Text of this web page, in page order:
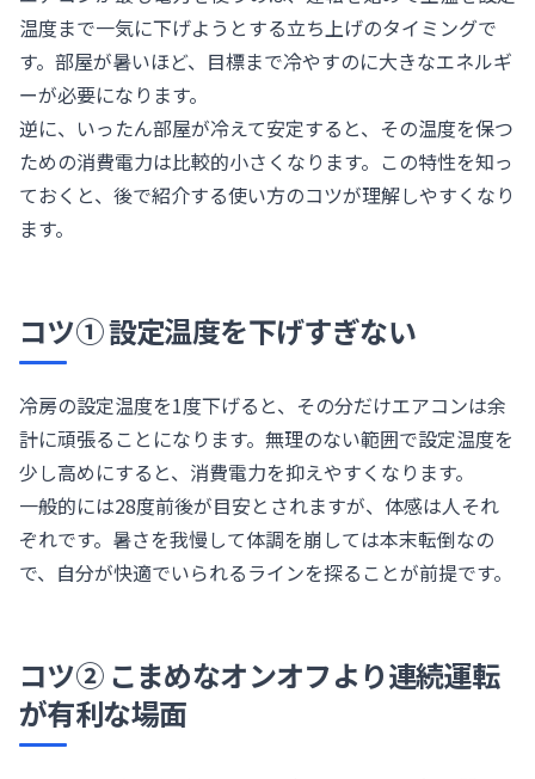
温度まで一気に下げようとする立ち上げのタイミングで
す。部屋が暑いほど、目標まで冷やすのに大きなエネルギ
ーが必要になります。
逆に、いったん部屋が冷えて安定すると、その温度を保つ
ための消費電力は比較的小さくなります。この特性を知っ
ておくと、後で紹介する使い方のコツが理解しやすくなり
ます。
コツ① 設定温度を下げすぎない
冷房の設定温度を1度下げると、その分だけエアコンは余
計に頑張ることになります。無理のない範囲で設定温度を
少し高めにすると、消費電力を抑えやすくなります。
一般的には28度前後が目安とされますが、体感は人それ
ぞれです。暑さを我慢して体調を崩しては本末転倒なの
で、自分が快適でいられるラインを探ることが前提です。
コツ② こまめなオンオフより連続運転
が有利な場面